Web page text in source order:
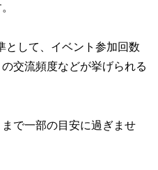
として、イベント参加回数
交流頻度などが挙げられる
で一部の目安に過ぎませ